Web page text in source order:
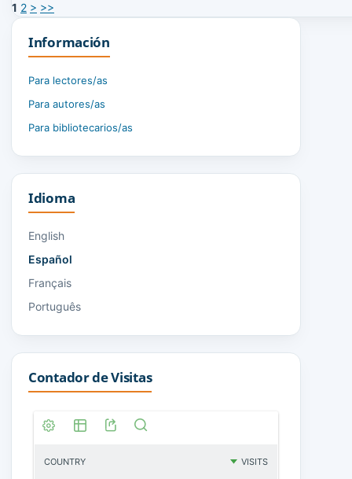
1 2 > >>
Información
Para lectores/as
Para autores/as
Para bibliotecarios/as
Idioma
English
Español
Français
Português
Contador de Visitas